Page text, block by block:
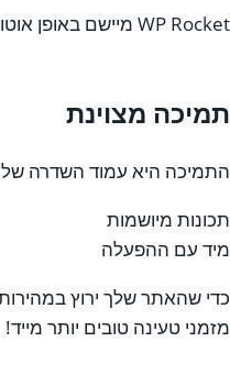
WP Rocket מיישם באופן אוטומטי את 80% מהשיטות המומלצות לביצועי האינטרנט. אתה לא צריך להיות מדען טילים כדי להגדיר אותו ולהפיק ממנו תועלת.
תמיכה מצוינת
התמיכה היא עמוד השדרה של WP Rocket. צוות התמיכה מכיר את WP Rocket בעל פה ומוכן לסייע אם יש לך שאלות או בעיות בתוסף שלנו.
תכונות מיושמות
מיד עם ההפעלה
מזמני טעינה טובים יותר מייד!